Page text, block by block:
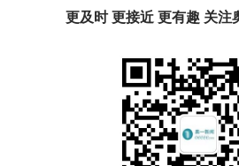
更及时 更接近 更有趣 关注